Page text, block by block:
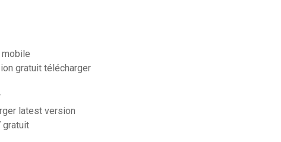
gratuit télécharger
latest version
gratuit